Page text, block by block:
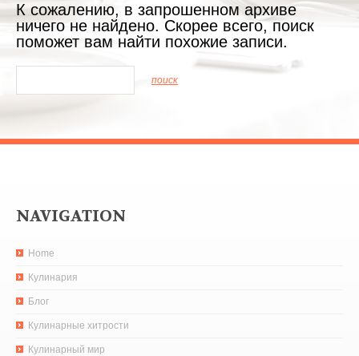
К сожалению, в запрошенном архиве
ничего не найдено. Скорее всего, поиск
поможет вам найти похожие записи.
NAVIGATION
Home
Кулинария
Блог
Кулинарные хитрости
Кулинарный мир